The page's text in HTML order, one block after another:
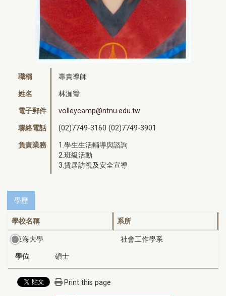
職稱 專責導師
姓名 林洳瑩
電子郵件 volleycamp@ntnu.edu.tw
聯絡電話 (02)7749-3160 (02)7749-3901
負責業務
1.學生生活輔導與諮詢
2.班級活動
3.賃居訪視及安全宣導
學歷
學校名稱 系所
東海大學 社會工作學系
學位 碩士
Print this page